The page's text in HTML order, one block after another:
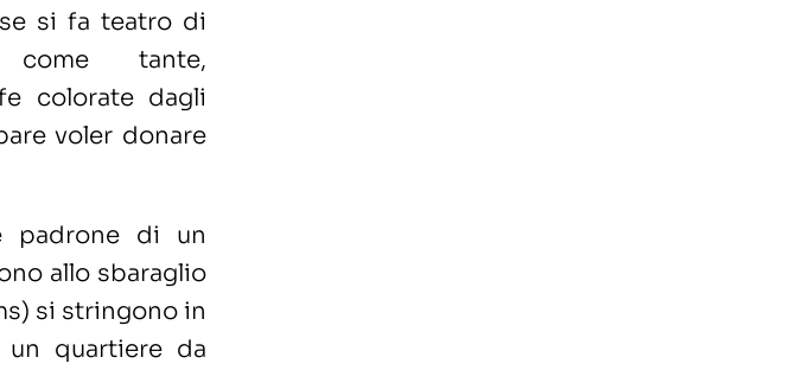
si fa teatro di
come tante,
colorate dagli
voler donare
padrone di un
allo sbaraglio
si stringono in
quartiere da